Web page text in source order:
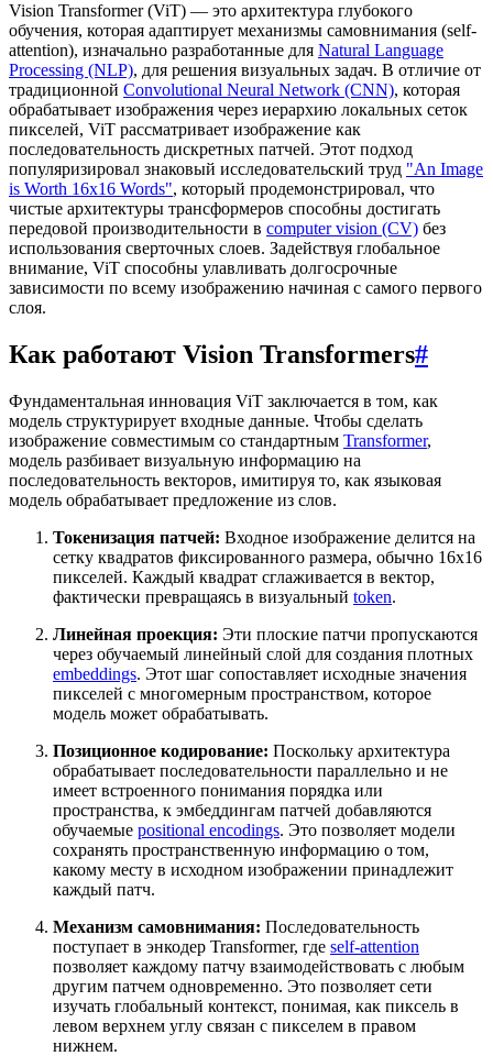
Vision Transformer (ViT) — это архитектура глубокого
обучения, которая адаптирует механизмы самовнимания (self-
attention), изначально разработанные для Natural Language
Processing (NLP), для решения визуальных задач. В отличие от
традиционной Convolutional Neural Network (CNN), которая
обрабатывает изображения через иерархию локальных сеток
пикселей, ViT рассматривает изображение как
последовательность дискретных патчей. Этот подход
популяризировал знаковый исследовательский труд "An Image
is Worth 16x16 Words", который продемонстрировал, что
чистые архитектуры трансформеров способны достигать
передовой производительности в computer vision (CV) без
использования сверточных слоев. Задействуя глобальное
внимание, ViT способны улавливать долгосрочные
зависимости по всему изображению начиная с самого первого
слоя.
Как работают Vision Transformers#
Фундаментальная инновация ViT заключается в том, как
модель структурирует входные данные. Чтобы сделать
изображение совместимым со стандартным Transformer,
модель разбивает визуальную информацию на
последовательность векторов, имитируя то, как языковая
модель обрабатывает предложение из слов.
Токенизация патчей: Входное изображение делится на
сетку квадратов фиксированного размера, обычно 16х16
пикселей. Каждый квадрат сглаживается в вектор,
фактически превращаясь в визуальный token.
Линейная проекция: Эти плоские патчи пропускаются
через обучаемый линейный слой для создания плотных
embeddings. Этот шаг сопоставляет исходные значения
пикселей с многомерным пространством, которое
модель может обрабатывать.
Позиционное кодирование: Поскольку архитектура
обрабатывает последовательности параллельно и не
имеет встроенного понимания порядка или
пространства, к эмбеддингам патчей добавляются
обучаемые positional encodings. Это позволяет модели
сохранять пространственную информацию о том,
какому месту в исходном изображении принадлежит
каждый патч.
Механизм самовнимания: Последовательность
поступает в энкодер Transformer, где self-attention
позволяет каждому патчу взаимодействовать с любым
другим патчем одновременно. Это позволяет сети
изучать глобальный контекст, понимая, как пиксель в
левом верхнем углу связан с пикселем в правом
нижнем.